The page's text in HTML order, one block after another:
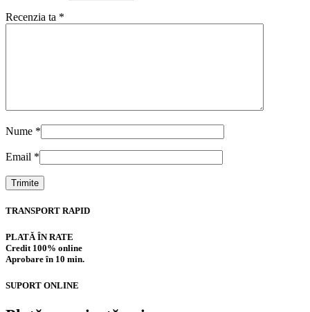
Recenzia ta *
Nume *
Email *
TRANSPORT RAPID
PLATĂ ÎN RATE
Credit 100% online
Aprobare în 10 min.
SUPORT ONLINE